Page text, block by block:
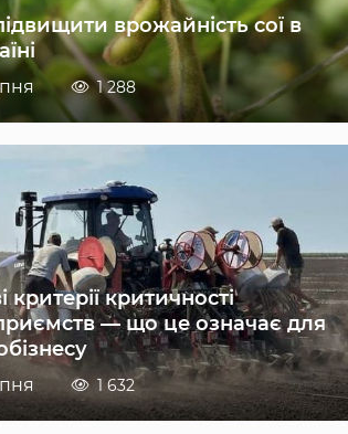
врожайність сої в
1 288
критерії критичності
— що це означає для
1 632